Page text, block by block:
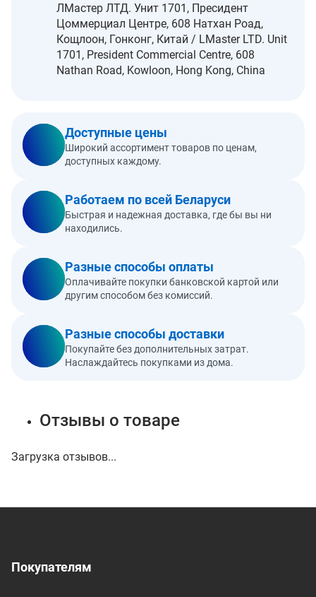
ЛМастер ЛТД. Унит 1701, Пресидент
Цоммерциал Центре, 608 Натхан Роад,
Кощлоон, Гонконг, Китай / LMaster LTD. Unit
1701, President Commercial Centre, 608
Nathan Road, Kowloon, Hong Kong, China
Доступные цены
Широкий ассортимент товаров по ценам,
доступных каждому.
Работаем по всей Беларуси
Быстрая и надежная доставка, где бы вы ни
находились.
Разные способы оплаты
Оплачивайте покупки банковской картой или
другим способом без комиссий.
Разные способы доставки
Покупайте без дополнительных затрат.
Наслаждайтесь покупками из дома.
Отзывы о товаре
Загрузка отзывов...
Покупателям